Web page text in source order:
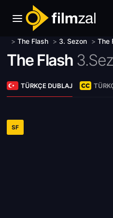
> The Flash > 3. Sezon > The
The Flash
TÜRKÇE DUBLAJ
SF